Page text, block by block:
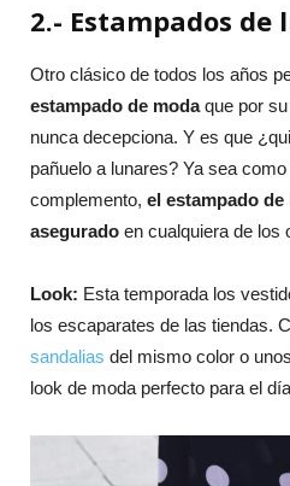
2.- Estampados de
Otro clásico de todos los años
estampado de modaque por
nunca decepciona. Y es que
pañuelo a lunares? Ya sea
complemento, el estampado
asegurado en cualquiera de los
Look: Esta temporada los
los escaparates de las tiendas.
sandalias del mismo color o unos
look de moda perfecto para el